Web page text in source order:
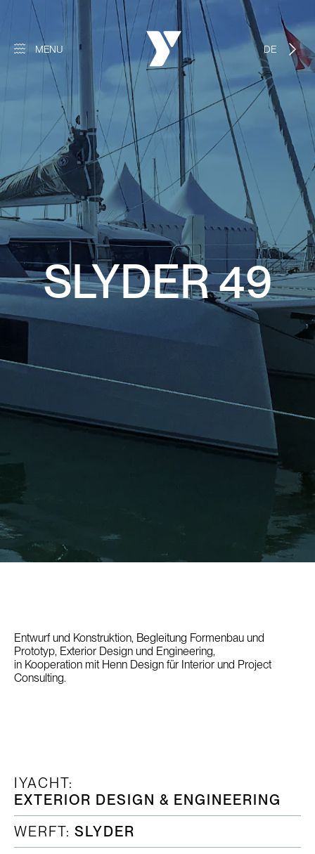
MENU DEUTSCH
SLYDER 49
Entwurf und Konstruktion, Begleitung Formenbau und
Prototyp, Exterior Design und Engineering,
in Kooperation mit Henn Design für Interior und Project
Consulting.
IYACHT:
EXTERIOR DESIGN & ENGINEERING
WERFT: SLYDER